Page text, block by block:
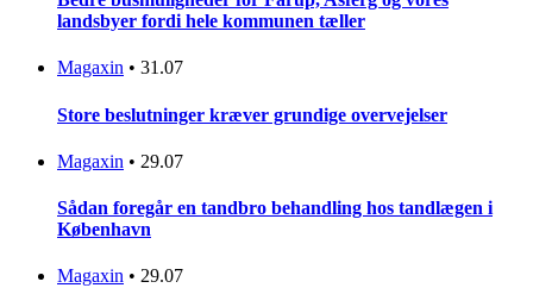
landsbyer fordi hele kommunen tæller
Magaxin • 31.07
Store beslutninger kræver grundige overvejelser
Magaxin • 29.07
Sådan foregår en tandbro behandling hos tandlægen i
København
Magaxin • 29.07